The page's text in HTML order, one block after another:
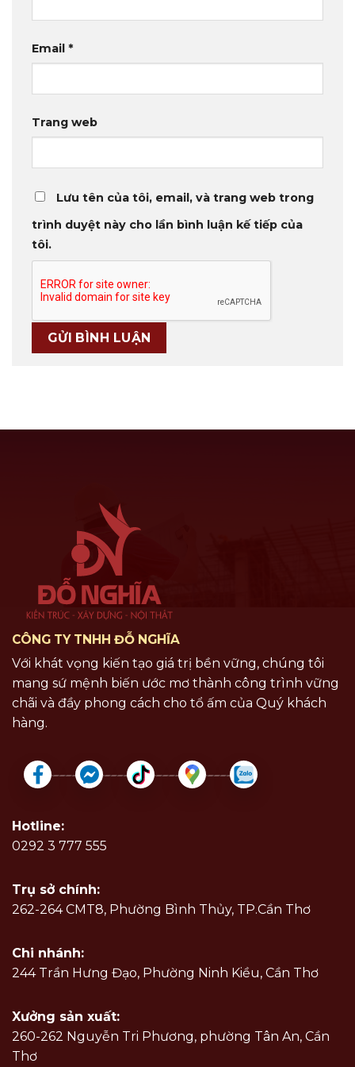
Email *
Trang web
Lưu tên của tôi, email, và trang web trong
trình duyệt này cho lần bình luận kế tiếp của
tôi.
CÔNG TY TNHH ĐỖ NGHĨA
Với khát vọng kiến tạo giá trị bền vững, chúng tôi
mang sứ mệnh biến ước mơ thành công trình vững
chãi và đầy phong cách cho tổ ấm của Quý khách
hàng.
Hotline:
0292 3 777 555
Trụ sở chính:
262-264 CMT8, Phường Bình Thủy, TP.Cần Thơ
Chi nhánh:
244 Trần Hưng Đạo, Phường Ninh Kiều, Cần Thơ
Xưởng sản xuất:
260-262 Nguyễn Tri Phương, phường Tân An, Cần
Thơ